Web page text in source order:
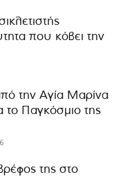
που κόβει την
την Αγία Μαρίνα
το Παγκόσμιο της
της στο